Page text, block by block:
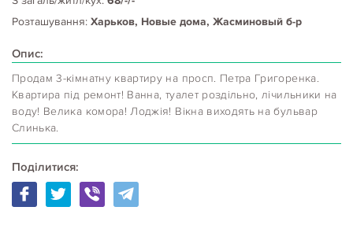
Розташування: Харьков, Новые дома, Жасминовый б-р
Опис:
Продам 3-кімнатну квартиру на просп. Петра Григоренка.
Квартира під ремонт! Ванна, туалет роздільно, лічильники на
воду! Велика комора! Лоджія! Вікна виходять на бульвар
Слинька.
Поділитися: